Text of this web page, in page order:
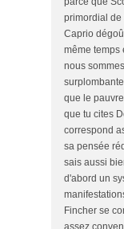
primordial de
Caprio
même temps
nous
que le
que tu cites
correspond
sa pensée
sais aussi
d'abord un
Fincher se
assez